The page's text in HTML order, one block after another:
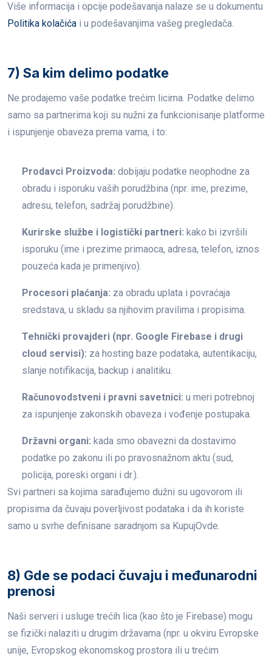
Više informacija i opcije podešavanja nalaze se u dokumentu
Politika kolačića i u podešavanjima vašeg pregledača.
7) Sa kim delimo podatke
Ne prodajemo vaše podatke trećim licima. Podatke delimo
samo sa partnerima koji su nužni za funkcionisanje platforme
i ispunjenje obaveza prema vama, i to:
Prodavci Proizvoda: dobijaju podatke neophodne za
obradu i isporuku vaših porudžbina (npr. ime, prezime,
adresu, telefon, sadržaj porudžbine).
Kurirske službe i logistički partneri: kako bi izvršili
isporuku (ime i prezime primaoca, adresa, telefon, iznos
pouzeća kada je primenjivo).
Procesori plaćanja: za obradu uplata i povraćaja
sredstava, u skladu sa njihovim pravilima i propisima.
Tehnički provajderi (npr. Google Firebase i drugi
cloud servisi): za hosting baze podataka, autentikaciju,
slanje notifikacija, backup i analitiku.
Računovodstveni i pravni savetnici: u meri potrebnoj
za ispunjenje zakonskih obaveza i vođenje postupaka.
Državni organi: kada smo obavezni da dostavimo
podatke po zakonu ili po pravosnažnom aktu (sud,
policija, poreski organi i dr.).
Svi partneri sa kojima sarađujemo dužni su ugovorom ili
propisima da čuvaju poverljivost podataka i da ih koriste
samo u svrhe definisane saradnjom sa KupujOvde.
8) Gde se podaci čuvaju i međunarodni
prenosi
Naši serveri i usluge trećih lica (kao što je Firebase) mogu
se fizički nalaziti u drugim državama (npr. u okviru Evropske
unije, Evropskog ekonomskog prostora ili u trećim